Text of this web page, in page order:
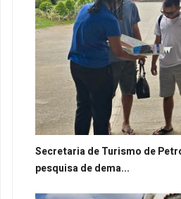
Secretaria de Turismo de
pesquisa de dema...